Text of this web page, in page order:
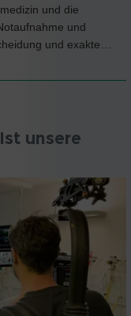
und die
und
und exakte…
unsere